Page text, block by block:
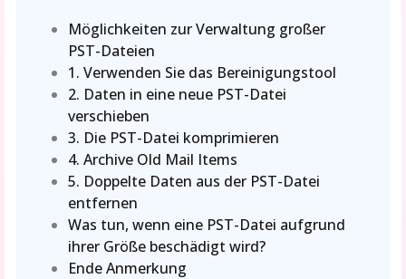
Möglichkeiten zur Verwaltung großer
PST-Dateien
1. Verwenden Sie das Bereinigungstool
2. Daten in eine neue PST-Datei
verschieben
3. Die PST-Datei komprimieren
4. Archive Old Mail Items
5. Doppelte Daten aus der PST-Datei
entfernen
Was tun, wenn eine PST-Datei aufgrund
ihrer Größe beschädigt wird?
Ende Anmerkung